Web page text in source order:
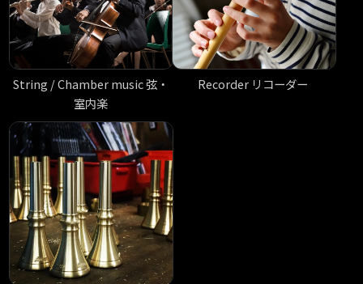
String / Chamber music 弦・
室内楽
Recorder リコーダー